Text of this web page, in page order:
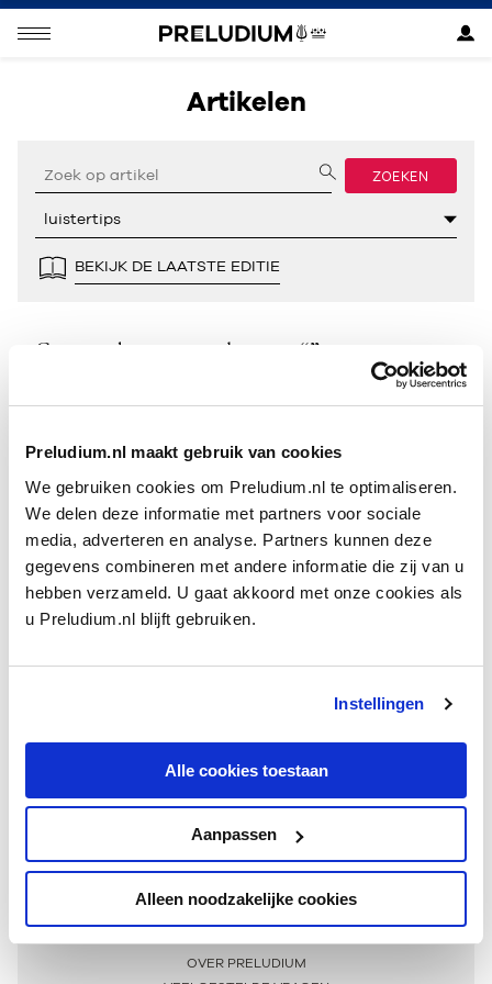
Preludium.nl maakt gebruik van cookies
We gebruiken cookies om Preludium.nl te optimaliseren.
We delen deze informatie met partners voor sociale
media, adverteren en analyse. Partners kunnen deze
gegevens combineren met andere informatie die zij van u
hebben verzameld. U gaat akkoord met onze cookies als
u Preludium.nl blijft gebruiken.
Instellingen
Alle cookies toestaan
Aanpassen
Alleen noodzakelijke cookies
Artikelen
ZOEKEN
BEKIJK DE LAATSTE EDITIE
Geen resultaten gevonden voor “”.
Meer informatie
OVER PRELUDIUM